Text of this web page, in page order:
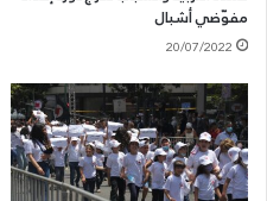
مفوّضي أشبال
20/07/2022